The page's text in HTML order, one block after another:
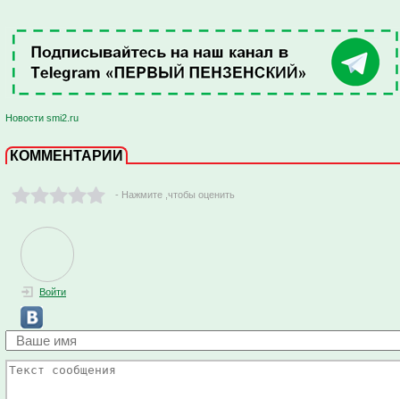
Новости smi2.ru
КОММЕНТАРИИ
- Нажмите ,чтобы оценить
Войти